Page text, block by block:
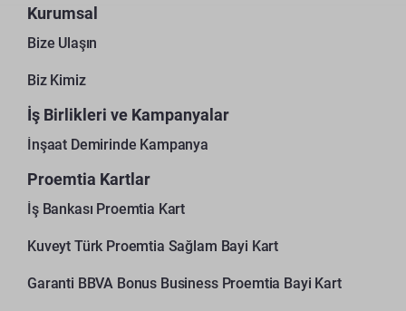
Kurumsal
Bize Ulaşın
Biz Kimiz
İş Birlikleri ve Kampanyalar
İnşaat Demirinde Kampanya
Proemtia Kartlar
İş Bankası Proemtia Kart
Kuveyt Türk Proemtia Sağlam Bayi Kart
Garanti BBVA Bonus Business Proemtia Bayi Kart